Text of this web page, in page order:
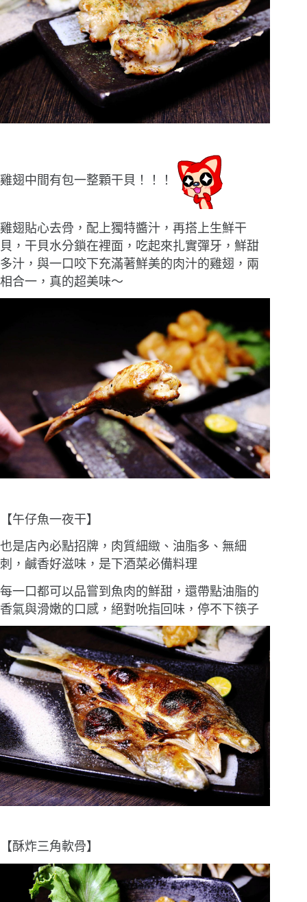
雞翅中間有包一整顆干貝！！！
雞翅貼心去骨，配上獨特醬汁，再搭上生鮮干
貝，干貝水分鎖在裡面，吃起來扎實彈牙，鮮甜
多汁，與一口咬下充滿著鮮美的肉汁的雞翅，兩
相合一，真的超美味〜
【午仔魚一夜干】
也是店內必點招牌，肉質細緻、油脂多、無細
刺，鹹香好滋味，是下酒菜必備料理
每一口都可以品嘗到魚肉的鮮甜，還帶點油脂的
香氣與滑嫩的口感，絕對吮指回味，停不下筷子
【酥炸三角軟骨】